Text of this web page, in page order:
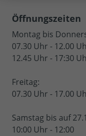
Öffnungszeiten
Montag bis
07.30 Uhr - 12.00
12.45 Uhr - 17:30
Freitag:
07.30 Uhr - 17.00
Samstag bis auf
10:00 Uhr - 12:00